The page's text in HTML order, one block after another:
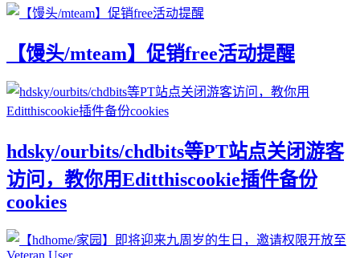
【馒头/mteam】促销free活动提醒
hdsky/ourbits/chdbits等PT站点关闭游客
访问，教你用Editthiscookie插件备份
cookies